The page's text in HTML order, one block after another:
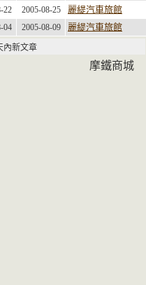
22 2005-08-25 麗緹汽車旅館
04 2005-08-09 麗緹汽車旅館
內新文章
摩鐵商城